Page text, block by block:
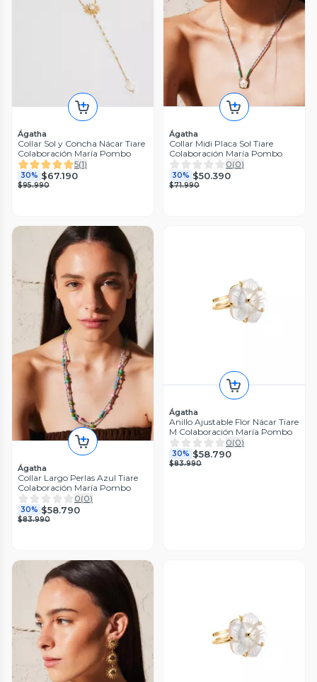
Ágatha
Collar Sol y Concha Nácar Tiare
Colaboración María Pombo
5(1)
30% $67.190
$95.990
Ágatha
Collar Midi Placa Sol Tiare
Colaboración María Pombo
0(0)
30% $50.390
$71.990
Ágatha
Collar Largo Perlas Azul Tiare
Colaboración María Pombo
0(0)
30% $58.790
$83.990
Ágatha
Anillo Ajustable Flor Nácar Tiare
M Colaboración María Pombo
0(0)
30% $58.790
$83.990